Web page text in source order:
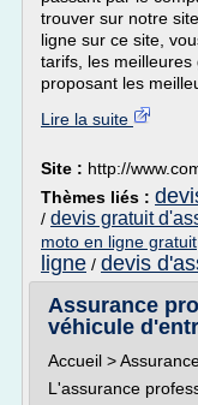
trouver sur notre
ligne sur ce site,
tarifs, les
proposant les
Lire la suite
Site : http://
Thèmes liés :
/ devis gratuit
moto en ligne gratuit
ligne / devis
Assurance
véhicule
Accueil >
L'assurance